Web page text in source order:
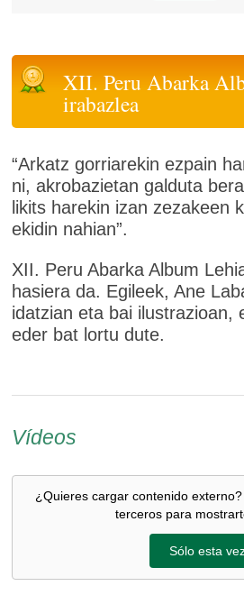
XII. Peru Abarka
irabazlea
“Arkatz gorriarekin ezpain
ni, akrobazietan galduta
likits harekin izan zezakeen
ekidin nahian”.
XII. Peru Abarka Album
hasiera da. Egileek, Ane
idatzian eta bai ilustrazioan,
eder bat lortu dute.
Vídeos
¿Quieres cargar contenido
terceros para
Sólo esta